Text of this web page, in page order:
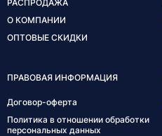
РАСПРОДАЖА
О КОМПАНИИ
ОПТОВЫЕ СКИДКИ
ПРАВОВАЯ ИНФОРМАЦИЯ
Договор-оферта
Политика в отношении обработки
персональных данных